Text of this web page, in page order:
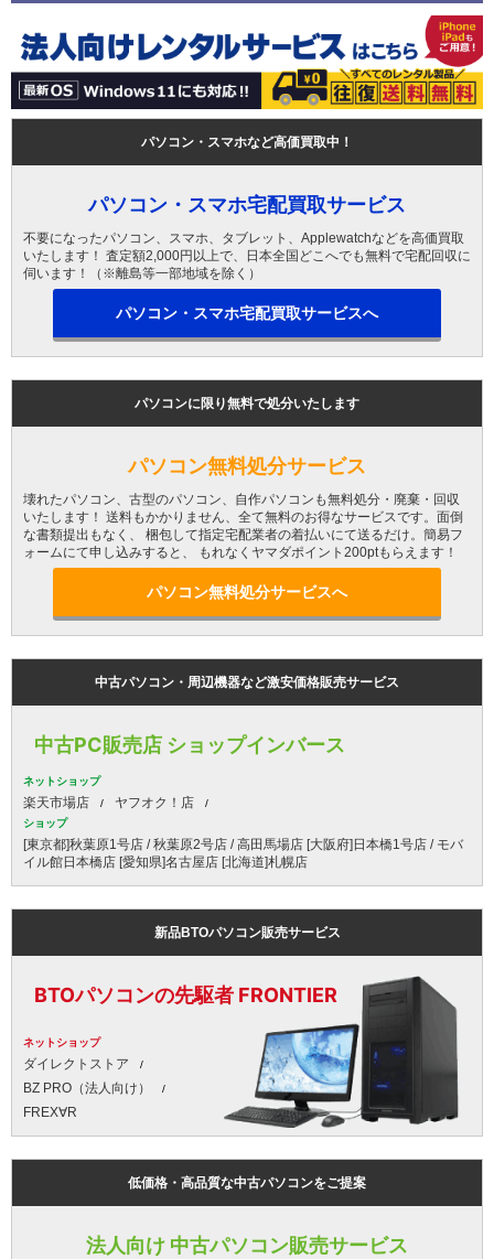
パソコン・スマホなど高価買取中！
パソコン・スマホ宅配買取サービス
不要になったパソコン、スマホ、タブレット、Applewatchなどを高価買取
いたします！ 査定額2,000円以上で、日本全国どこへでも無料で宅配回収に
伺います！（※離島等一部地域を除く）
パソコン・スマホ宅配買取サービスへ
パソコンに限り無料で処分いたします
パソコン無料処分サービス
壊れたパソコン、古型のパソコン、自作パソコンも無料処分・廃棄・回収
いたします！ 送料もかかりません、全て無料のお得なサービスです。面倒
な書類提出もなく、 梱包して指定宅配業者の着払いにて送るだけ。簡易フ
ォームにて申し込みすると、 もれなくヤマダポイント200ptもらえます！
パソコン無料処分サービスへ
中古パソコン・周辺機器など激安価格販売サービス
中古PC販売店 ショップインバース
ネットショップ
楽天市場店 ヤフオク！店
ショップ
[東京都]秋葉原1号店 / 秋葉原2号店 / 高田馬場店 [大阪府]日本橋1号店 / モバ
イル館日本橋店 [愛知県]名古屋店 [北海道]札幌店
新品BTOパソコン販売サービス
BTOパソコンの先駆者 FRONTIER
ネットショップ
ダイレクトストア
BZ PRO（法人向け）
FREX∀R
低価格・高品質な中古パソコンをご提案
法人向け 中古パソコン販売サービス